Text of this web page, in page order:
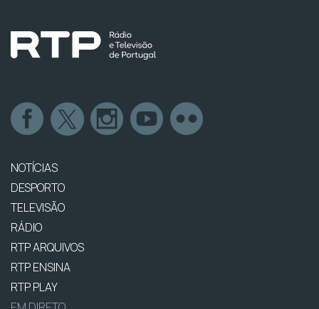
NOTÍCIAS
DESPORTO
TELEVISÃO
RÁDIO
RTP ARQUIVOS
RTP ENSINA
RTP PLAY